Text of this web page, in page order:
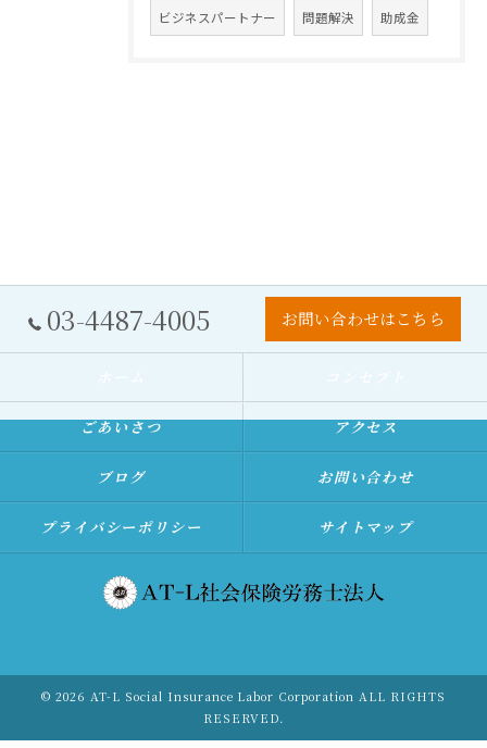
ビジネスパートナー 問題解決 助成金
03-4487-4005 お問い合わせはこちら
ごあいさつ アクセス
ブログ お問い合わせ
プライバシーポリシー サイトマップ
© 2026 AT-L Social Insurance Labor Corporation ALL RIGHTS
RESERVED.